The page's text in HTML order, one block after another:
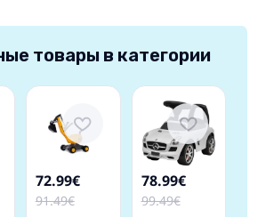
товары в категории
72.99€
91.49€
78.99€
99.49€